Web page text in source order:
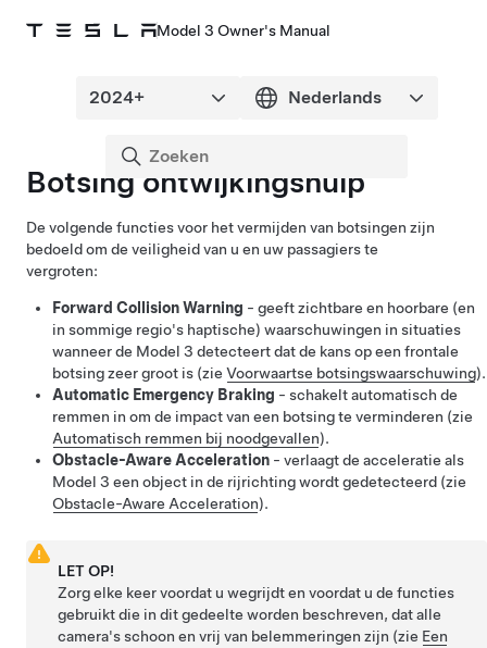
Model 3 Owner's Manual
Botsing ontwijkingshulp
De volgende functies voor het vermijden van botsingen zijn
bedoeld om de veiligheid van u en uw passagiers te
vergroten:
Forward Collision Warning - geeft zichtbare en hoorbare (en
in sommige regio's haptische) waarschuwingen in situaties
wanneer de Model 3 detecteert dat de kans op een frontale
botsing zeer groot is (zie Voorwaartse botsingswaarschuwing).
Automatic Emergency Braking - schakelt automatisch de
remmen in om de impact van een botsing te verminderen (zie
Automatisch remmen bij noodgevallen).
Obstacle-Aware Acceleration - verlaagt de acceleratie als
Model 3 een object in de rijrichting wordt gedetecteerd (zie
Obstacle-Aware Acceleration).
LET OP!
Zorg elke keer voordat u wegrijdt en voordat u de functies
gebruikt die in dit gedeelte worden beschreven, dat alle
camera's schoon en vrij van belemmeringen zijn (zie Een